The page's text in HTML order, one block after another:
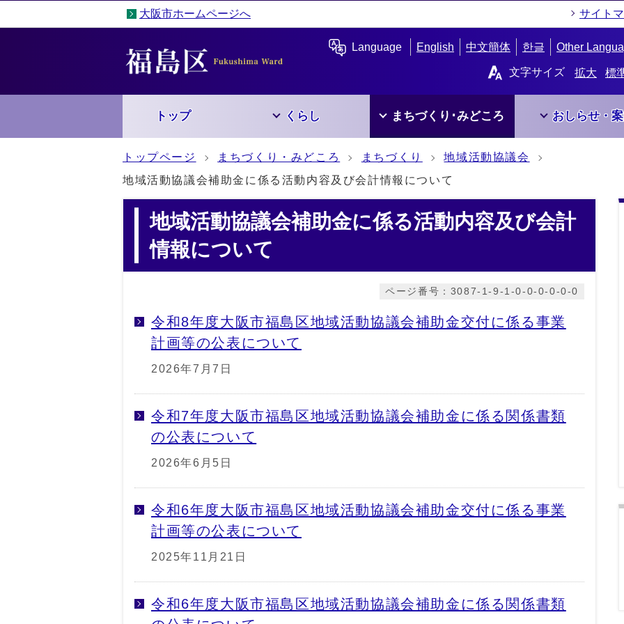
大阪市ホームページへ サイト
Language English 中文簡体 한글 Other
文字サイズ 拡大 標
トップ くらし まちづくり･みどころ おしらせ・
トップページ まちづくり・みどころ まちづくり
地域活動協議会
地域活動協議会補助金に係る活動内容及び会計情報について
地域活動協議会補助金に係る活動内容及び会計
情報について
ページ番号：3087-1-9-1-0-0-0-0-0-0
令和8年度大阪市福島区地域活動協議会補助金交付に係る事業
計画等の公表について
2026年7月7日
令和7年度大阪市福島区地域活動協議会補助金に係る関係書類
の公表について
2026年6月5日
令和6年度大阪市福島区地域活動協議会補助金交付に係る事業
計画等の公表について
2025年11月21日
令和6年度大阪市福島区地域活動協議会補助金に係る関係書類